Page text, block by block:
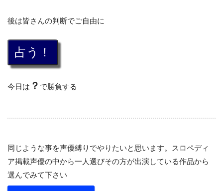
後は皆さんの判断でご自由に
今日は ？ で勝負する
同じような事を声優縛りでやりたいと思います。スロペディ
ア掲載声優の中から一人選びその方が出演している作品から
選んでみて下さい